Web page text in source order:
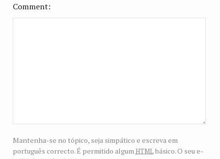
Comment
Mantenha-se no tópico, seja simpático e escreva em
português correcto. É permitido algum htmlbásico. O seu e-